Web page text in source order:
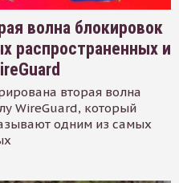
волна блокировок
распространенных и
вторая волна
WireGuard, который
одним из самых